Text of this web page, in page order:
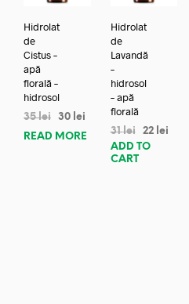
Hidrolat
de
Cistus –
apă
florală –
hidrosol
35lei 30 lei
READ MORE
Hidrolat
de
Lavandă
–
hidrosol
– apă
florală
31lei 22 lei
ADD TO
CART